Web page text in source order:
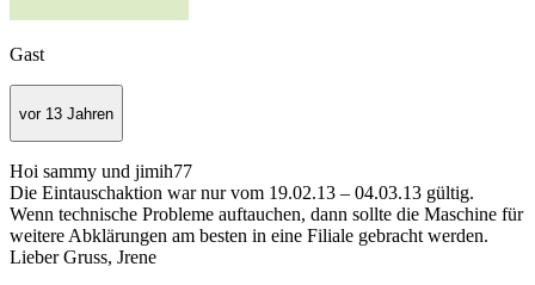
Gast
vor 13 Jahren
Hoi sammy und jimih77
Die Eintauschaktion war nur vom 19.02.13 – 04.03.13 gültig.
Wenn technische Probleme auftauchen, dann sollte die Maschine für
weitere Abklärungen am besten in eine Filiale gebracht werden.
Lieber Gruss, Jrene